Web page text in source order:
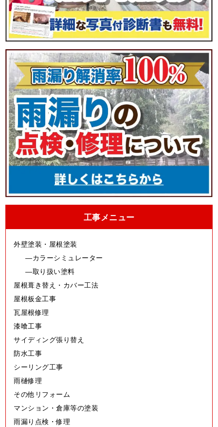
工事メニュー
外壁塗装・屋根塗装
カラーシミュレーター
取り扱い塗料
屋根葺き替え・カバー工法
屋根板金工事
瓦屋根修理
漆喰工事
サイディング張り替え
防水工事
シーリング工事
雨樋修理
その他リフォーム
マンション・倉庫等の塗装
雨漏り点検・修理